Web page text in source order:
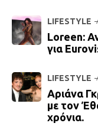
LIFESTYLE
Loreen:
για
LIFESTYLE
Αριάνα
με τον
χρόνια.